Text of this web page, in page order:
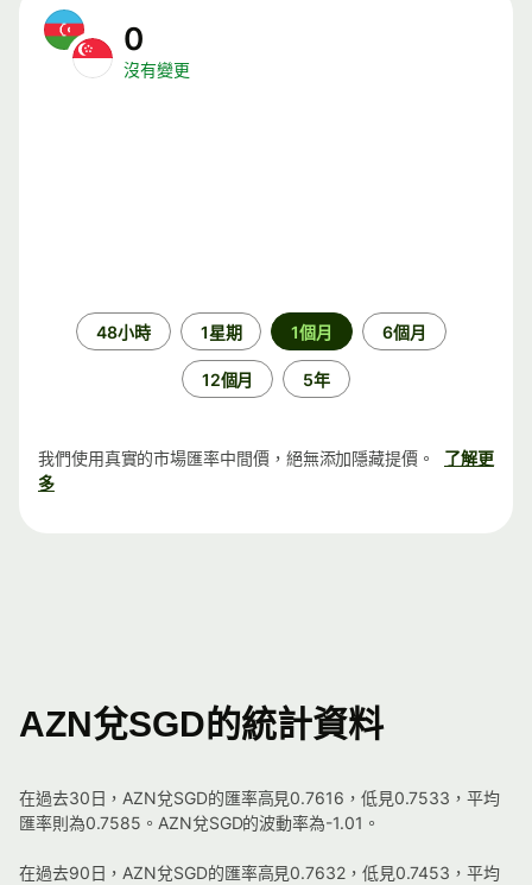
0
沒有變更
48小時 1星期 1個月 6個月
12個月 5年
我們使用真實的市場匯率中間價，絕無添加隱藏提價。
了解更
多
AZN兌SGD的統計資料
在過去30日，AZN兌SGD的匯率高見0.7616，低見0.7533，平均
匯率則為0.7585。AZN兌SGD的波動率為-1.01。
在過去90日，AZN兌SGD的匯率高見0.7632，低見0.7453，平均